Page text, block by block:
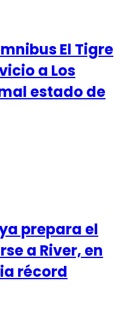
El Tigre
a Los
estado de
prepara el
a River, en
récord